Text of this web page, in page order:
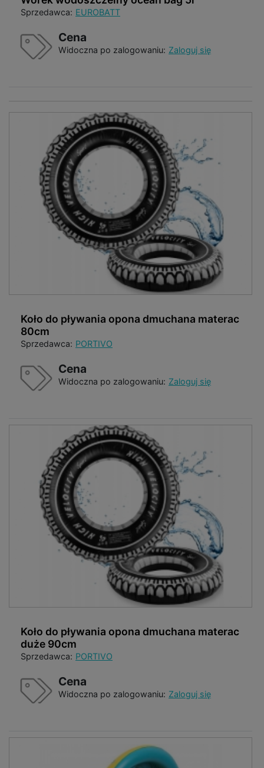
Sprzedawca: EUROBATT
Cena
Widoczna po zalogowaniu: Zaloguj się
Koło do pływania opona dmuchana materac
80cm
Sprzedawca: PORTIVO
Cena
Widoczna po zalogowaniu: Zaloguj się
Koło do pływania opona dmuchana materac
duże 90cm
Sprzedawca: PORTIVO
Cena
Widoczna po zalogowaniu: Zaloguj się